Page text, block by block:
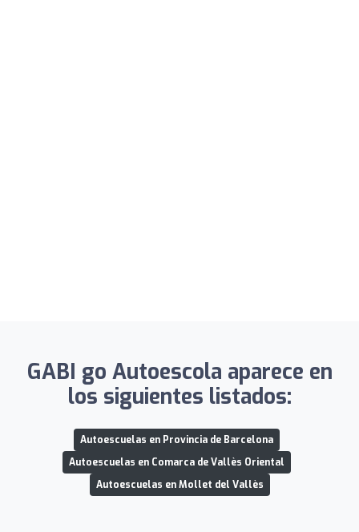
GABI go Autoescola aparece en
los siguientes listados:
Autoescuelas en Provincia de Barcelona
Autoescuelas en Comarca de Vallès Oriental
Autoescuelas en Mollet del Vallès